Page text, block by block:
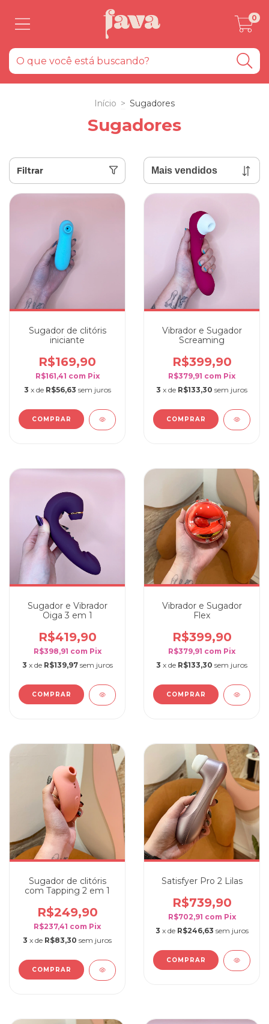
0
Início > Sugadores
Sugadores
Filtrar
Sugador de clitóris
iniciante
R$169,90
R$161,41 com Pix
3 x de R$56,63 sem juros
COMPRAR
Vibrador e Sugador
Screaming
R$399,90
R$379,91 com Pix
3 x de R$133,30 sem juros
COMPRAR
Sugador e Vibrador
Oiga 3 em 1
R$419,90
R$398,91 com Pix
3 x de R$139,97 sem juros
Vibrador e Sugador
Flex
R$399,90
R$379,91 com Pix
3 x de R$133,30 sem juros
Sugador de clitóris
com Tapping 2 em 1
R$249,90
R$237,41 com Pix
3 x de R$83,30 sem juros
Satisfyer Pro 2 Lilas
R$739,90
R$702,91 com Pix
3 x de R$246,63 sem juros